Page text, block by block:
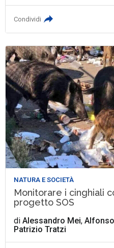
Condividi
NATURA E SOCIETÀ
Monitorare i cinghiali
progetto SOS
diAlessandro Mei,
Patrizio Tratzi